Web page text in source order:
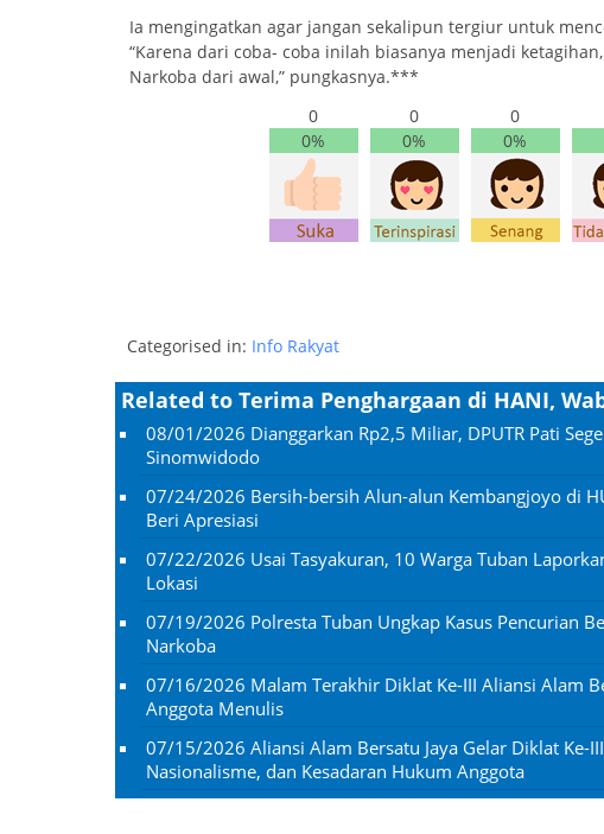
Ia mengingatkan agar jangan sekalipun tergiur untuk
“Karena dari coba- coba inilah biasanya menjadi
Narkoba dari awal,” pungkasnya.***
0
0%
0
0%
0
0%
Categorised in: Info Rakyat
Related to Terima Penghargaan di HANI,
08/01/2026 Dianggarkan Rp2,5 Miliar, DPUTR Pati
Sinomwidodo
07/24/2026 Bersih-bersih Alun-alun Kembangjoyo di
Beri Apresiasi
07/22/2026 Usai Tasyakuran, 10 Warga Tuban
Lokasi
07/19/2026 Polresta Tuban Ungkap Kasus Pencurian
Narkoba
07/16/2026 Malam Terakhir Diklat Ke-III Aliansi Alam
Anggota Menulis
07/15/2026 Aliansi Alam Bersatu Jaya Gelar Diklat Ke-
Nasionalisme, dan Kesadaran Hukum Anggota